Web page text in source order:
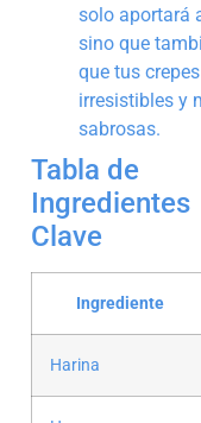
solo aportará
sino que
que tus
irresistibles y
sabrosas.
Tabla de
Ingredientes
Clave
Ingrediente
Harina